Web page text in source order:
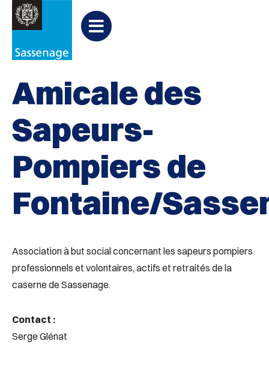
Aller à la recherche
PARTAGER 
Partager
sur
Amicale des
Sapeurs-
Pompiers de
Fontaine/
Association à but social concernant les sapeurs pompiers
professionnels et volontaires, actifs et retraités de la
caserne de Sassenage.
Contact :
Serge Glénat